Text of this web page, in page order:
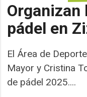
pádel en
El Área de
Mayor y Cristina
de pádel 2025....